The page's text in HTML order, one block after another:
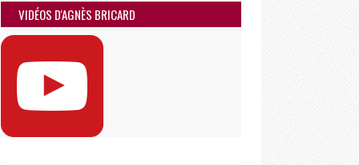
VIDÉOS D'AGNÈS BRICARD